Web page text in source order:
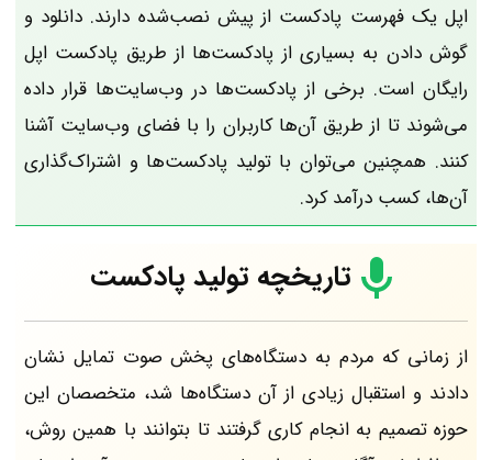
اپل یک فهرست پادکست از پیش نصب‌شده دارند. دانلود و
گوش دادن به بسیاری از پادکست‌ها از طریق پادکست اپل
رایگان است. برخی از پادکست‌ها در وب‌سایت‌ها قرار داده
می‌شوند تا از طریق آن‌ها کاربران را با فضای وب‌سایت آشنا
کنند. همچنین می‌توان با تولید پادکست‌ها و اشتراک‌گذاری
آن‌ها، کسب درآمد کرد.
تاریخچه تولید پادکست
از زمانی که مردم به دستگاه‌های پخش صوت تمایل نشان
دادند و استقبال زیادی از آن دستگاه‌ها شد، متخصصان این
حوزه تصمیم به انجام کاری گرفتند تا بتوانند با همین روش،